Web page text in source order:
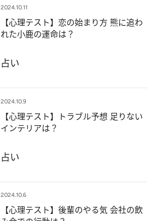
2024.10.11
【心理テスト】恋の始まり方 熊に追わ
れた小鹿の運命は？
占い
2024.10.9
【心理テスト】トラブル予想 足りない
インテリアは？
占い
2024.10.6
【心理テスト】後輩のやる気 会社の飲